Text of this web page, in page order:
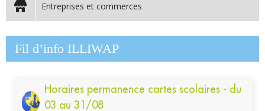
Entreprises et commerces
Fil d’info ILLIWAP